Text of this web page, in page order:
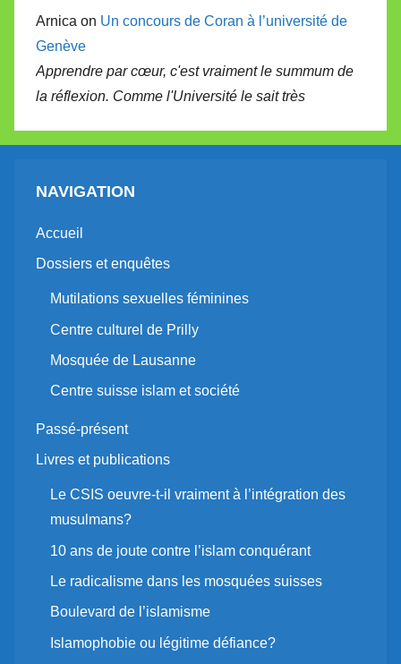
Arnica on Un concours de Coran à l’université de
Genève
Apprendre par cœur, c'est vraiment le summum de
la réflexion. Comme l'Université le sait très
NAVIGATION
Accueil
Dossiers et enquêtes
Mutilations sexuelles féminines
Centre culturel de Prilly
Mosquée de Lausanne
Centre suisse islam et société
Passé-présent
Livres et publications
Le CSIS oeuvre-t-il vraiment à l’intégration des
musulmans?
10 ans de joute contre l’islam conquérant
Le radicalisme dans les mosquées suisses
Boulevard de l’islamisme
Islamophobie ou légitime défiance?